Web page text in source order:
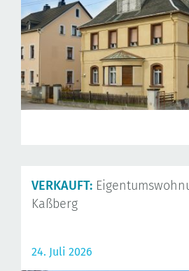
VERKAUFT:
Kaßberg
24. Juli 2026